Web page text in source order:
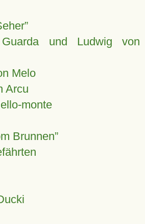
und Ludwig von
Melo
Arcu
monte
Brunnen